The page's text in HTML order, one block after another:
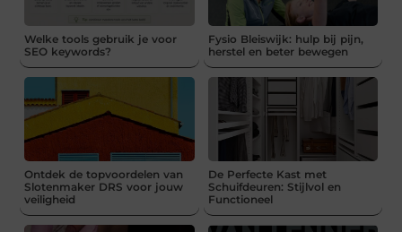
Welke tools gebruik je voor
SEO keywords?
Fysio Bleiswijk: hulp bij pijn,
herstel en beter bewegen
Ontdek de topvoordelen van
Slotenmaker DRS voor jouw
veiligheid
De Perfecte Kast met
Schuifdeuren: Stijlvol en
Functioneel